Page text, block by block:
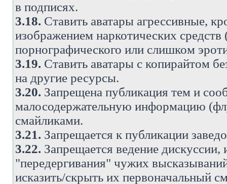
в подписях.
3.18. Ставить аватары агрессивные,
изображением наркотических
порнографического или слишком
3.19. Ставить аватары с копирайтом
на другие ресурсы.
3.20. Запрещена публикация тем и
малосодержательную информацию
смайликами.
3.21. Запрещается к публикации
3.22. Запрещается ведение
"передергивания" чужих
исказить/скрыть их первоначальный